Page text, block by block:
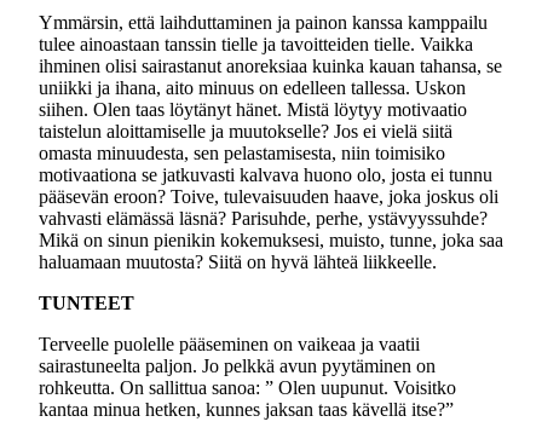
Ymmärsin, että laihduttaminen ja painon kanssa kamppailu
tulee ainoastaan tanssin tielle ja tavoitteiden tielle. Vaikka
ihminen olisi sairastanut anoreksiaa kuinka kauan tahansa, se
uniikki ja ihana, aito minuus on edelleen tallessa. Uskon
siihen. Olen taas löytänyt hänet. Mistä löytyy motivaatio
taistelun aloittamiselle ja muutokselle? Jos ei vielä siitä
omasta minuudesta, sen pelastamisesta, niin toimisiko
motivaationa se jatkuvasti kalvava huono olo, josta ei tunnu
pääsevän eroon? Toive, tulevaisuuden haave, joka joskus oli
vahvasti elämässä läsnä? Parisuhde, perhe, ystävyyssuhde?
Mikä on sinun pienikin kokemuksesi, muisto, tunne, joka saa
haluamaan muutosta? Siitä on hyvä lähteä liikkeelle.
TUNTEET
Terveelle puolelle pääseminen on vaikeaa ja vaatii
sairastuneelta paljon. Jo pelkkä avun pyytäminen on
rohkeutta. On sallittua sanoa: ” Olen uupunut. Voisitko
kantaa minua hetken, kunnes jaksan taas kävellä itse?”